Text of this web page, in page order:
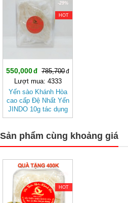
-29%
HOT
550,000
785,700
Lượt mua: 4333
Yến sào Khánh Hòa
cao cấp Đệ Nhất Yến
JINDO 10g tác dụng
tốt cho sức khỏe
Sản phẩm cùng khoảng giá
-30%
HOT